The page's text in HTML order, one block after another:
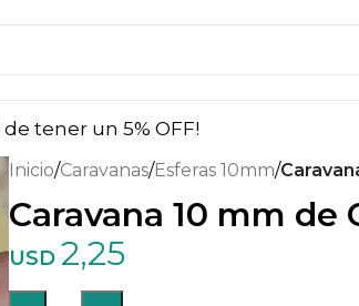
de tener un 5% OFF!
Inicio/Caravanas/Esferas 10mm/
Caravana 10 mm de
USD 2,25